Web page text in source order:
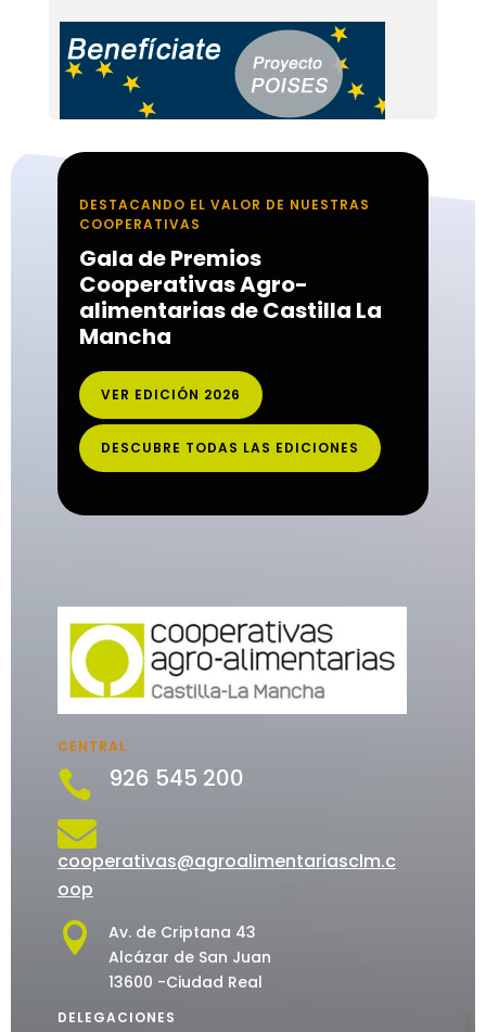
DESTACANDO EL VALOR DE NUESTRAS
COOPERATIVAS
Gala de Premios
Cooperativas Agro-
alimentarias de Castilla La
Mancha
VER EDICIÓN 2026
DESCUBRE TODAS LAS EDICIONES
CENTRAL
 926 545 200

cooperativas@agroalimentariasclm.c
oop

Av. de Criptana 43
Alcázar de San Juan
13600 -Ciudad Real
DELEGACIONES